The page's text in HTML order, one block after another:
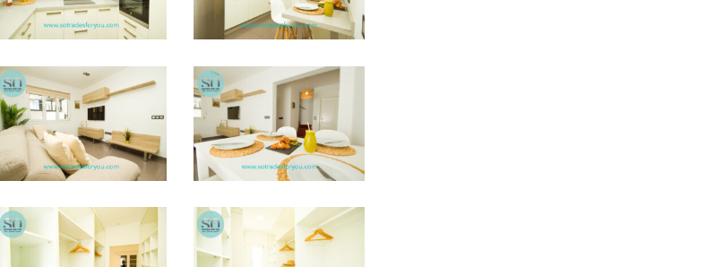
STFY19 STFY20
STFY15 STFY16